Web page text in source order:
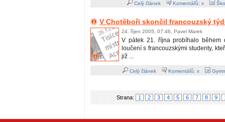
Celý článek Komentářů: x
V Chotěboři skončil francouzský
24. říjen 2005, 07:46, Pavel Marek
V pátek 21. října probíhalo během
loučení s francouzskými studenty,
již ...
Celý článek Komentářů: x
Strana: 1 2 3 4 5 6 7 8 9